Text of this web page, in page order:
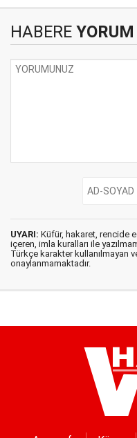
HABERE
UYARI: Küfür, hakaret, rencide
içeren, imla kuralları ile
Türkçe karakter kullanılmayan
onaylanmamaktadır.